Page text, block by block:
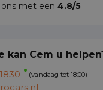
met een 4.8/5
kan Cem u
(vandaag tot 18:00)